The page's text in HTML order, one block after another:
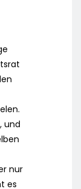
und
nur
es